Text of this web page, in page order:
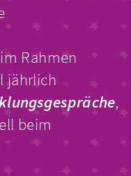
Rahmen
jährlich
,
beim